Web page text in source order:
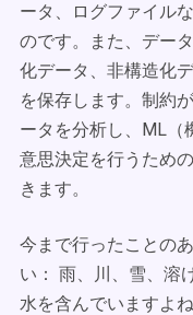
ータ、ログファイル
のです。また、デー
化データ、非構造化
を保存します。制約
ータを分析し、ML（
意思決定を行うため
きます。
今まで行ったことの
い： 雨、川、雪、溶
水を含んでいますよ